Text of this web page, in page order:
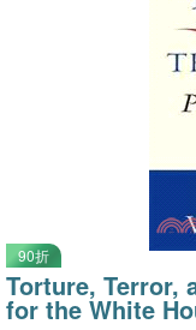
90折
Torture, Terror,
for the White